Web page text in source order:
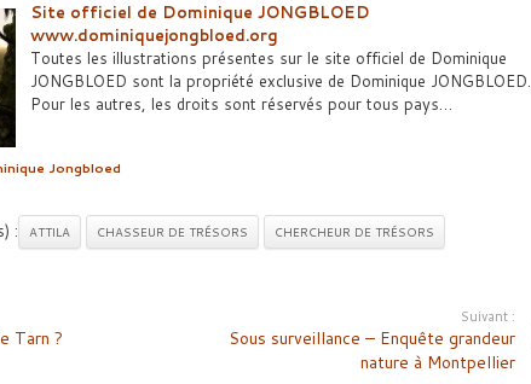
Site officiel de Dominique JONGBLOED
www.dominiquejongbloed.org
Toutes les illustrations présentes sur le site officiel de Dominique
JONGBLOED sont la propriété exclusive de Dominique JONGBLOED.
Pour les autres, les droits sont réservés pour tous pays…
Jongbloed
: ATTILA CHASSEUR DE TRÉSORS
CHERCHEUR DE TRÉSORS
Tarn ?
Suivant :
Sous surveillance – Enquête grandeur
nature à Montpellier